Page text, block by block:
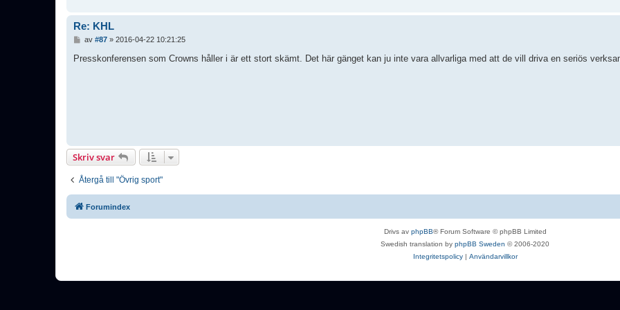
Re: KHL
l
av #87» 2016-04-22 10:21:25
Presskonferensen som Crowns håller i är ett stort skämt. Det här gänget kan ju inte vara allvarliga med att de vill driva en seriös
Skriv svar
Återgå till "Övrig sport"
Forumindex
Drivs av phpBB® Forum Software © phpBB Limited
Swedish translation by phpBB Sweden © 2006-2020
Integritetspolicy| Användarvillkor